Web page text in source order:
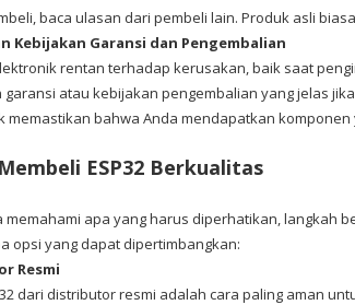
baca ulasan dari pembeli lain. Produk asli
Kebijakan Garansi dan Pengembalian
rentan terhadap kerusakan, baik saat
atau kebijakan pengembalian yang jelas
memastikan bahwa Anda mendapatkan
ESP32 Berkualitas
memahami apa yang harus diperhatikan, langkah
opsi yang dapat dipertimbangkan:
Resmi
dari distributor resmi adalah cara paling aman